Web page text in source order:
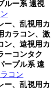
ルー系 遠視
ー、乱視用カ
カラコン、激
ン、遠視用カ
ーコンタク
ープル系 遠
コン
ー、乱視用カ